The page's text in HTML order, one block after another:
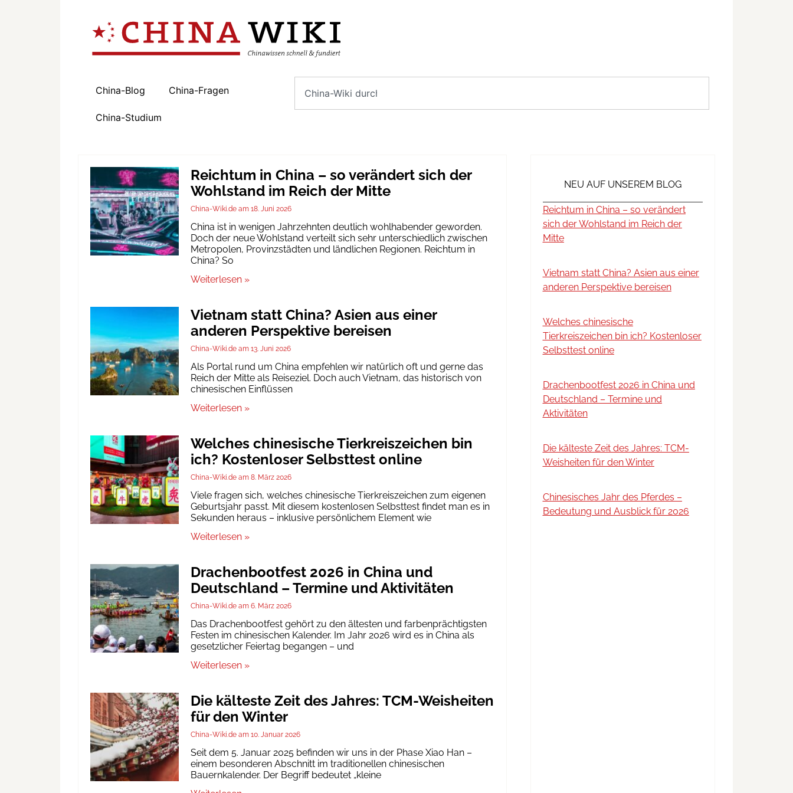
China-Blog China-Fragen
China-Studium
Reichtum in China – so verändert sich der
Wohlstand im Reich der Mitte
China-Wiki.de 18. Juni 2026
China ist in wenigen Jahrzehnten deutlich wohlhabender geworden.
Doch der neue Wohlstand verteilt sich sehr unterschiedlich zwischen
Metropolen, Provinzstädten und ländlichen Regionen. Reichtum in
China? So
Weiterlesen »
Vietnam statt China? Asien aus einer
anderen Perspektive bereisen
China-Wiki.de 13. Juni 2026
Als Portal rund um China empfehlen wir natürlich oft und gerne das
Reich der Mitte als Reiseziel. Doch auch Vietnam, das historisch von
chinesischen Einflüssen
Weiterlesen »
Welches chinesische Tierkreiszeichen bin
ich? Kostenloser Selbsttest online
China-Wiki.de 8. März 2026
Viele fragen sich, welches chinesische Tierkreiszeichen zum eigenen
Geburtsjahr passt. Mit diesem kostenlosen Selbsttest findet man es in
Sekunden heraus – inklusive persönlichem Element wie
Weiterlesen »
Drachenbootfest 2026 in China und
Deutschland – Termine und Aktivitäten
China-Wiki.de 6. März 2026
Das Drachenbootfest gehört zu den ältesten und farbenprächtigsten
Festen im chinesischen Kalender. Im Jahr 2026 wird es in China als
gesetzlicher Feiertag begangen – und
Weiterlesen »
Die kälteste Zeit des Jahres: TCM-Weisheiten
für den Winter
China-Wiki.de 10. Januar 2026
Seit dem 5. Januar 2025 befinden wir uns in der Phase Xiao Han –
einem besonderen Abschnitt im traditionellen chinesischen
Bauernkalender. Der Begriff bedeutet „kleine
NEU AUF UNSEREM BLOG
Reichtum in China – so verändert
sich der Wohlstand im Reich der
Mitte
Vietnam statt China? Asien aus einer
anderen Perspektive bereisen
Welches chinesische
Tierkreiszeichen bin ich? Kostenloser
Selbsttest online
Drachenbootfest 2026 in China und
Deutschland – Termine und
Aktivitäten
Die kälteste Zeit des Jahres: TCM-
Weisheiten für den Winter
Chinesisches Jahr des Pferdes –
Bedeutung und Ausblick für 2026